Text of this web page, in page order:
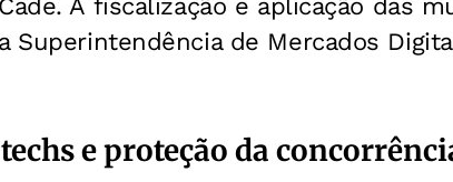
A fiscalização e aplicação das
Superintendência de Mercados
e proteção da